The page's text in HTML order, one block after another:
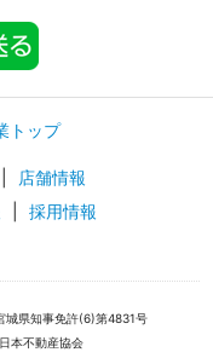
トップ
店舗情報
採用情報
城県知事免許(6)第4831号
本不動産協会